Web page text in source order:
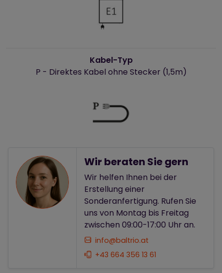
Kabel-Typ
P - Direktes Kabel ohne Stecker (1,5m)
Wir beraten Sie gern
Wir helfen Ihnen bei der
Erstellung einer
Sonderanfertigung. Rufen Sie
uns von Montag bis Freitag
zwischen 09:00-17:00 Uhr an.
info@baltrio.at
+43 664 356 13 61